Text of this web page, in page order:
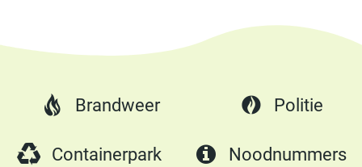
Brandweer Politie
Containerpark Noodnummers